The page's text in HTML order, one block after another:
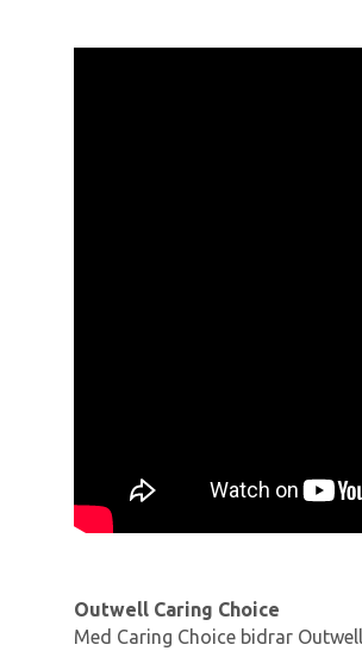
Outwell Caring Choice
Med Caring Choice bidrar